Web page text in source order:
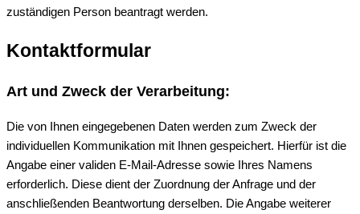
zuständigen Person beantragt werden.
Kontaktformular
Art und Zweck der Verarbeitung:
Die von Ihnen eingegebenen Daten werden zum Zweck der
individuellen Kommunikation mit Ihnen gespeichert. Hierfür ist die
Angabe einer validen E-Mail-Adresse sowie Ihres Namens
erforderlich. Diese dient der Zuordnung der Anfrage und der
anschließenden Beantwortung derselben. Die Angabe weiterer